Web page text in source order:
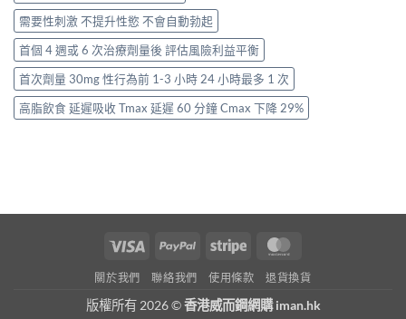
需要性刺激 不提升性慾 不會自動勃起
首個 4 週或 6 次治療劑量後 評估風險利益平衡
首次劑量 30mg 性行為前 1-3 小時 24 小時最多 1 次
高脂飲食 延遲吸收 Tmax 延遲 60 分鐘 Cmax 下降 29%
Visa PayPal Stripe
關於我們 聯絡我們 使用條款 退貨換貨
版權所有 2026 ©香港威而鋼網購 iman.hk